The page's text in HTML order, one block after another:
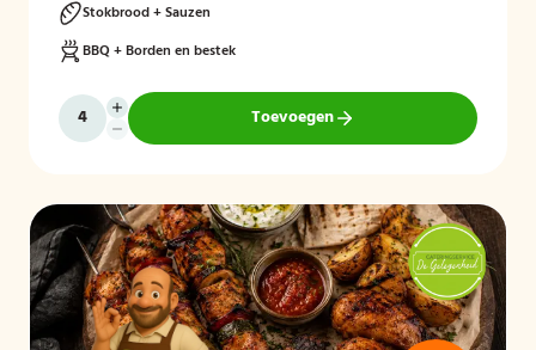
Stokbrood + Sauzen
BBQ + Borden en bestek
Toevoegen